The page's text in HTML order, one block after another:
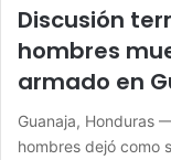
Discusión
hombres
armado en
Guanaja, Honduras
hombres dejó como